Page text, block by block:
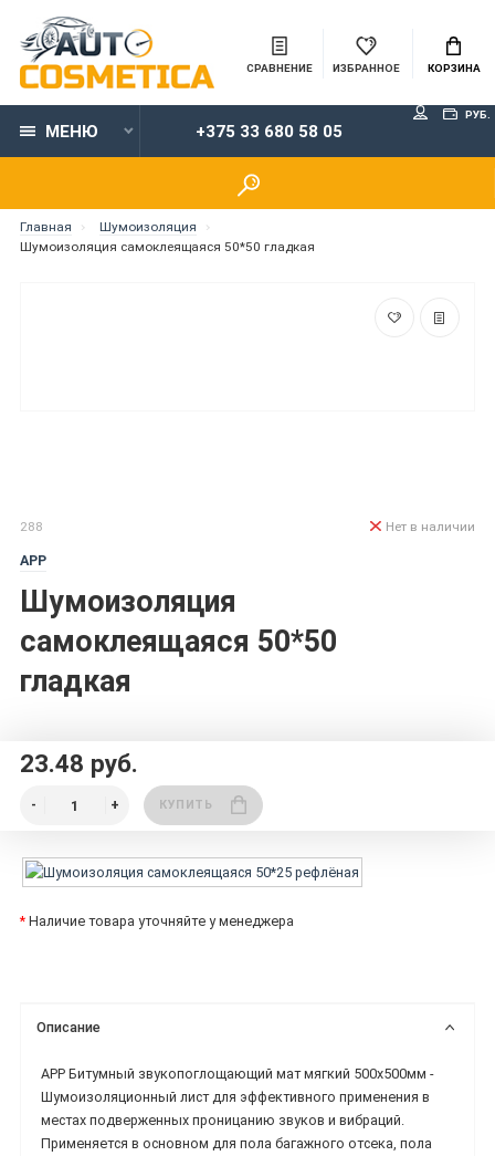
СРАВНЕНИЕ ИЗБРАННОЕ КОРЗИНА
МЕНЮ +375 33 680 58 05
РУБ.
Главная
Шумоизоляция
Шумоизоляция самоклеящаяся 50*50 гладкая
288
APP
Шумоизоляция
самоклеящаяся 50*50
гладкая
Нет в наличии
23.48 руб.
КУПИТЬ
* Наличие товара уточняйте у менеджера
Описание
APP Битумный звукопоглощающий мат мягкий 500x500мм -
Шумоизоляционный лист для эффективного применения в
местах подверженных проницанию звуков и вибраций.
Применяется в основном для пола багажного отсека, пола